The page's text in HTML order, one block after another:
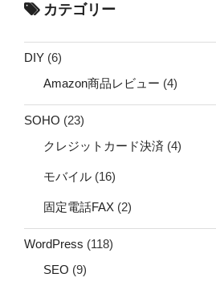
カテゴリー
DIY (6)
Amazon商品レビュー (4)
SOHO (23)
クレジットカード決済 (4)
モバイル (16)
固定電話FAX (2)
WordPress (118)
SEO (9)